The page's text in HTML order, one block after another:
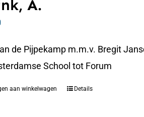
A.
de Pijpekamp m.m.v. Bregit
School tot Forum
aan winkelwagen Details